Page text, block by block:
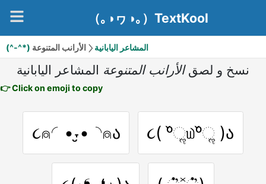
（｡◑ヮ◑｡）TextKool
(^-^*) المشاعر اليابانية الأرانب المتنوعة
نسخ و لصق الأرانب المتنوعة المشاعر اليابانية
👉 Click on emoji to copy
૮⍝◜•˕̮•◝⍝ა ૮( ᵒ̌ૢ௰ᵒ̌ૢ )ა